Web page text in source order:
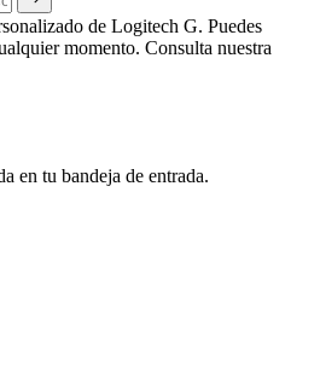
de Logitech G. Puedes
momento. Consulta nuestra
en tu bandeja de entrada.